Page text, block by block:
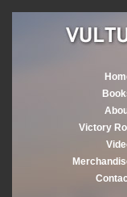
Victory Roll